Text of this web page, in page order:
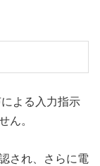
よる入力指示
ん。
され、さらに電